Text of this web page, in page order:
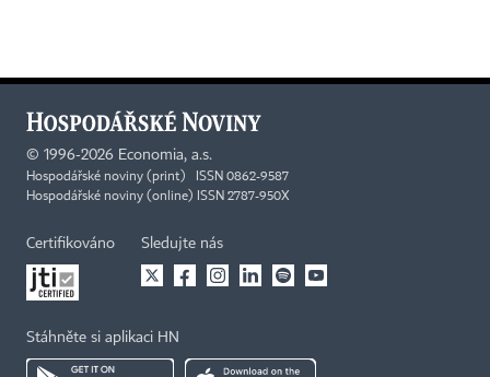
© 1996-2026 Economia, a.s.
Hospodářské noviny (print) ISSN 0862-9587
Hospodářské noviny (online) ISSN 2787-950X
Certifikováno Sledujte nás
Stáhněte si aplikaci HN